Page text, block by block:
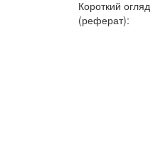
Короткий огляд
(реферат):